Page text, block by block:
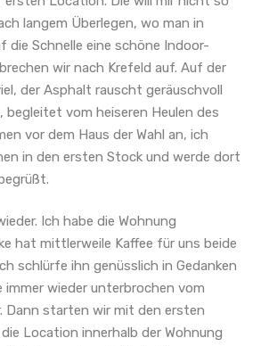
langem Überlegen, wo man in
die Schnelle eine schöne Indoor-
wir nach Krefeld auf. Auf der
der Asphalt rauscht geräuschvoll
begleitet vom heiseren Heulen des
vor dem Haus der Wahl an, ich
in den ersten Stock und werde dort
Ich habe die Wohnung
hat mittlerweile Kaffee für uns beide
schlürfe ihn genüsslich in Gedanken
immer wieder unterbrochen vom
Dann starten wir mit den ersten
Location innerhalb der Wohnung